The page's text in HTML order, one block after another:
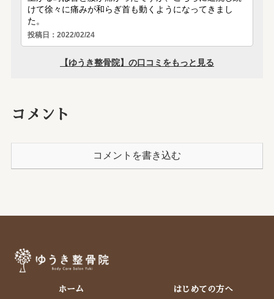
コメント
コメントを書き込む
ホーム はじめての方へ